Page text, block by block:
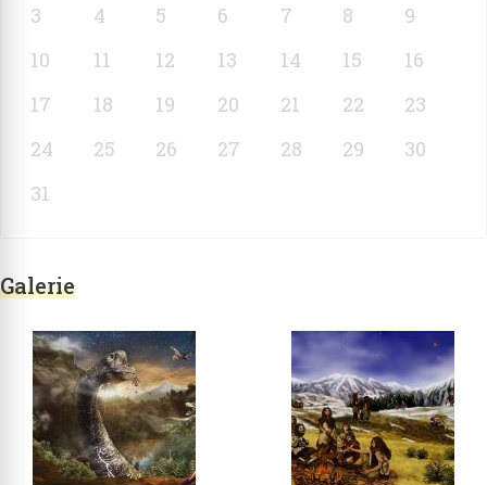
3
4 5 6 7 8
9
10
11 12 13 14 15
16
17
18 19 20 21 22
23
24
25 26 27 28 29
30
31
Galerie